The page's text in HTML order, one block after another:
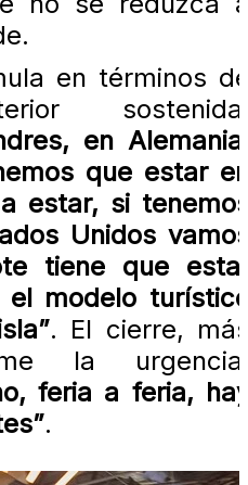
en términos
en
que estar
estar, si
Unidos
tiene que
el modelo
. El cierre,
la
feria a feria,
.